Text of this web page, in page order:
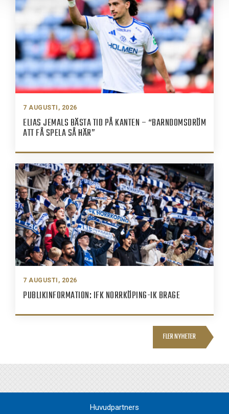
7 AUGUSTI, 2026
ELIAS JEMALS BÄSTA TID PÅ KANTEN – “BARNDOMSDRÖM
ATT FÅ SPELA SÅ HÄR”
7 AUGUSTI, 2026
PUBLIKINFORMATION: IFK NORRKÖPING-IK BRAGE
FLER NYHETER
Huvudpartners